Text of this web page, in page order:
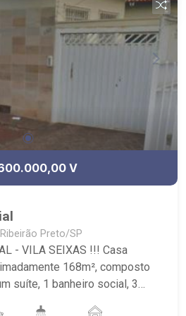
V
Preto/SP
- VILA SEIXAS !!! Casa
168m², composto
suíte, 1 banheiro social, 3